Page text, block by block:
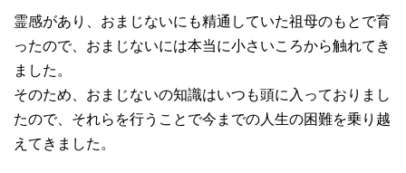
霊感があり、おまじないにも精通していた祖母のもとで育
ったので、おまじないには本当に小さいころから触れてき
ました。
そのため、おまじないの知識はいつも頭に入っておりまし
たので、それらを行うことで今までの人生の困難を乗り越
えてきました。